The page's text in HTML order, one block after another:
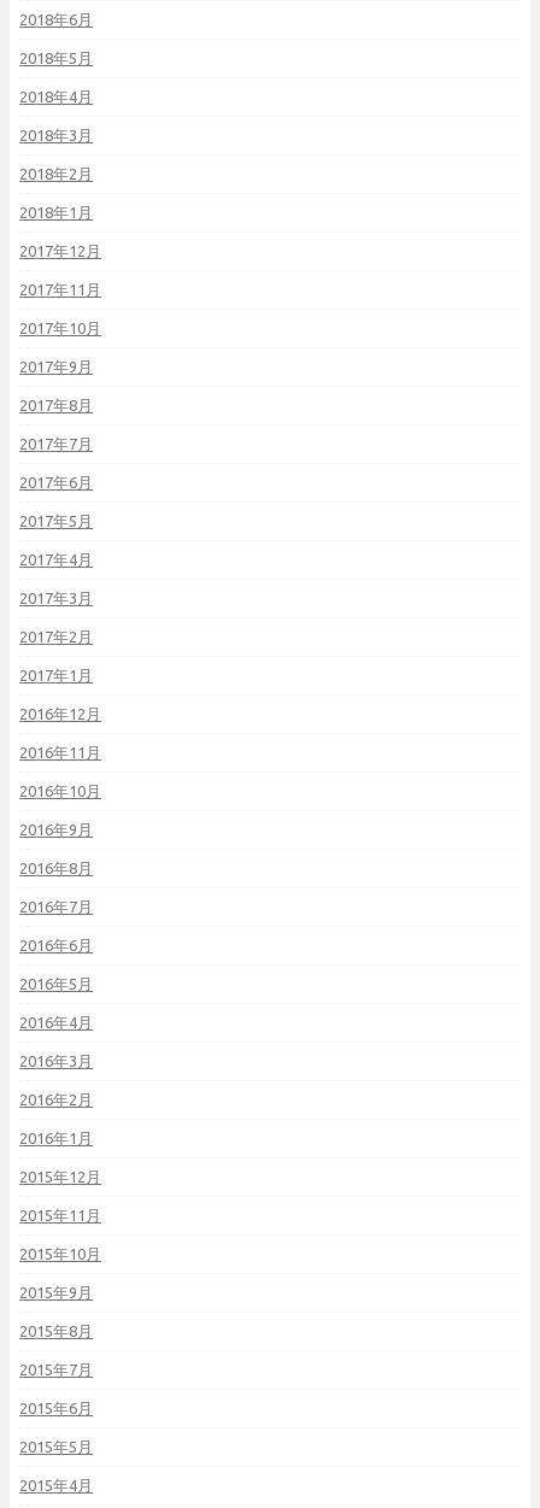
2018年6月
2018年5月
2018年4月
2018年3月
2018年2月
2018年1月
2017年12月
2017年11月
2017年10月
2017年9月
2017年8月
2017年7月
2017年6月
2017年5月
2017年4月
2017年3月
2017年2月
2017年1月
2016年12月
2016年11月
2016年10月
2016年9月
2016年8月
2016年7月
2016年6月
2016年5月
2016年4月
2016年3月
2016年2月
2016年1月
2015年12月
2015年11月
2015年10月
2015年9月
2015年8月
2015年7月
2015年6月
2015年5月
2015年4月